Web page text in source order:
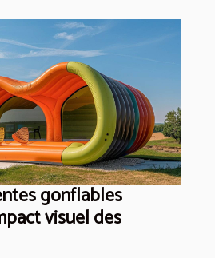
gonflables
visuel des